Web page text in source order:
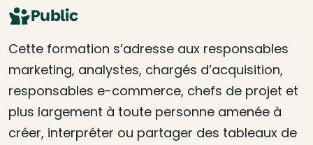
Public
Cette formation s’adresse aux responsables
marketing, analystes, chargés d’acquisition,
responsables e-commerce, chefs de projet et
plus largement à toute personne amenée à
créer, interpréter ou partager des tableaux de